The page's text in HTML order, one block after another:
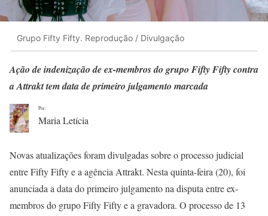
Grupo Fifty Fifty. Reprodução / Divulgação
Ação de indenização de ex-membros do grupo Fifty Fifty contra
a Attrakt tem data de primeiro julgamento marcada
Por:
Maria Letícia
Novas atualizações foram divulgadas sobre o processo judicial
entre Fifty Fifty e a agência Attrakt. Nesta quinta-feira (20), foi
anunciada a data do primeiro julgamento na disputa entre ex-
membros do grupo Fifty Fifty e a gravadora. O processo de 13